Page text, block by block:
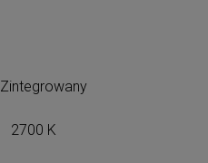
2700 K